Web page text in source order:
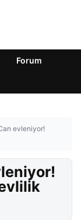
Forum
evleniyor!